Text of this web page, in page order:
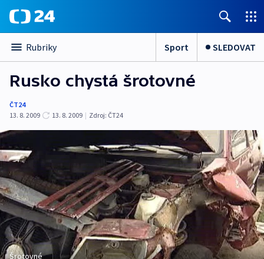
Rubriky Sport SLEDOVAT
Rusko chystá šrotovné
ČT24
13. 8. 2009
13. 8. 2009 | Zdroj: ČT24
Šrotovné